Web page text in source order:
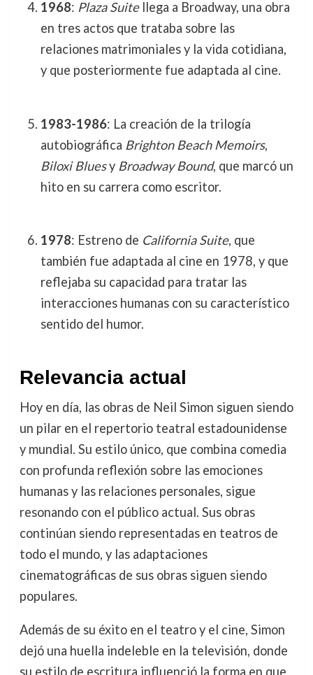
1968: Plaza Suitellega a Broadway, una obra
en tres actos que trataba sobre las
relaciones matrimoniales y la vida cotidiana,
y que posteriormente fue adaptada al cine.
1983-1986: La creación de la trilogía
autobiográfica Brighton Beach Memoirs,
Biloxi Bluesy Broadway Bound, que marcó un
hito en su carrera como escritor.
1978: Estreno de California Suite, que
también fue adaptada al cine en 1978, y que
reflejaba su capacidad para tratar las
interacciones humanas con su característico
sentido del humor.
Relevancia actual
Hoy en día, las obras de Neil Simon siguen siendo
un pilar en el repertorio teatral estadounidense
y mundial. Su estilo único, que combina comedia
con profunda reflexión sobre las emociones
humanas y las relaciones personales, sigue
resonando con el público actual. Sus obras
continúan siendo representadas en teatros de
todo el mundo, y las adaptaciones
cinematográficas de sus obras siguen siendo
populares.
Además de su éxito en el teatro y el cine, Simon
dejó una huella indeleble en la televisión, donde
su estilo de escritura influenció la forma en que